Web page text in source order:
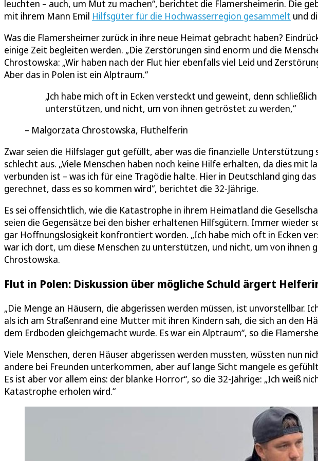
leuchten – auch, um Mut zu machen“, berichtet die Flamersheimerin. Die
mit ihrem Mann Emil Hilfsgüter für die Hochwasserregion gesammelt und
Was die Flamersheimer zurück in ihre neue Heimat gebracht haben?
einige Zeit begleiten werden. „Die Zerstörungen sind enorm und die
Chrostowska: „Wir haben nach der Flut hier ebenfalls viel Leid und
Aber das in Polen ist ein Alptraum.“
Ich habe mich oft in Ecken versteckt und geweint, denn
unterstützen, und nicht, um von ihnen getröstet zu werden,
Malgorzata Chrostowska, Fluthelferin
Zwar seien die Hilfslager gut gefüllt, aber was die finanzielle Unterstützung
schlecht aus. „Viele Menschen haben noch keine Hilfe erhalten, da dies mit
verbunden ist – was ich für eine Tragödie halte. Hier in Deutschland ging
gerechnet, dass es so kommen wird“, berichtet die 32-Jährige.
Es sei offensichtlich, wie die Katastrophe in ihrem Heimatland die
seien die Gegensätze bei den bisher erhaltenen Hilfsgütern. Immer wieder
gar Hoffnungslosigkeit konfrontiert worden. „Ich habe mich oft in Ecken
war ich dort, um diese Menschen zu unterstützen, und nicht, um von
Chrostowska.
Flut in Polen: Diskussion über mögliche Schuld ärgert
„Die Menge an Häusern, die abgerissen werden müssen, ist unvorstellbar.
als ich am Straßenrand eine Mutter mit ihren Kindern sah, die sich an den
dem Erdboden gleichgemacht wurde. Es war ein Alptraum“, so die
Viele Menschen, deren Häuser abgerissen werden mussten, wüssten nun
andere bei Freunden unterkommen, aber auf lange Sicht mangele es
Es ist aber vor allem eins: der blanke Horror“, so die 32-Jährige: „Ich weiß
Katastrophe erholen wird.“